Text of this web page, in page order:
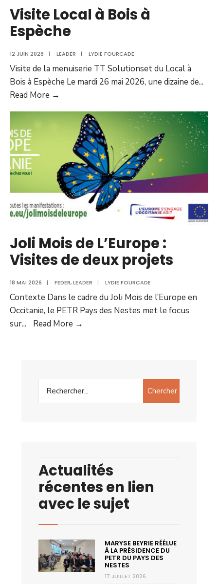
Visite Local à Bois à
Espèche
12 JUIN 2026 | LEADER | LYDIE FOURCADE
Visite de la menuiserie TT Solutionset du Local à
Bois à Espèche Le mardi 26 mai 2026, une dizaine de...
Read More →
Joli Mois de L’Europe :
Visites de deux projets
18 MAI 2026 | FEDER,LEADER | LYDIE FOURCADE
Contexte Dans le cadre du Joli Mois de l’Europe en
Occitanie, le PETR Pays des Nestes met le focus
sur... Read More →
Chercher
Actualités
récentes en lien
avec le sujet
MARYSE BEYRIE RÉÉLUE
À LA PRÉSIDENCE DU
PETR DU PAYS DES
NESTES
17 JUILLET 2026